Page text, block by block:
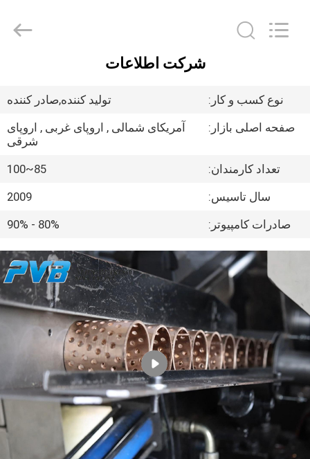
محصولات
ویدیوها
نمایش
VR
درباره
ما
تور
کارخانه
کنترل
کیفیت
Bearing
Co.,Ltd.
شرکت اطلاعات
نوع کسب و کار:
تولید کننده,صادر کننده
صفحه اصلی بازار:
آمریکای شمالی , اروپای غربی , اروپای
شرقی
تعداد کارمندان:
85~100
سال تاسیس:
2009
صادرات کامپیوتر:
80% - 90%